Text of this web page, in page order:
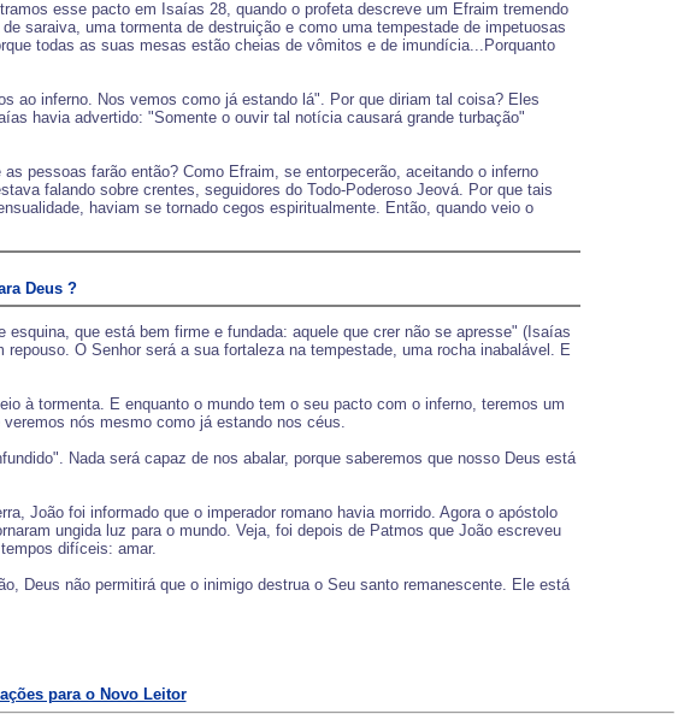
esse pacto em Isaías 28, quando o profeta descreve um Efraim tremendo
saraiva, uma tormenta de destruição e como uma tempestade de impetuosas
todas as suas mesas estão cheias de vômitos e de imundícia...Porquanto
ao inferno. Nos vemos como já estando lá". Por que diriam tal coisa? Eles
havia advertido: "Somente o ouvir tal notícia causará grande turbação"
pessoas farão então? Como Efraim, se entorpecerão, aceitando o inferno
falando sobre crentes, seguidores do Todo-Poderoso Jeová. Por que tais
haviam se tornado cegos espiritualmente. Então, quando veio o
Deus ?
que está bem firme e fundada: aquele que crer não se apresse" (Isaías
O Senhor será a sua fortaleza na tempestade, uma rocha inabalável. E
à tormenta. E enquanto o mundo tem o seu pacto com o inferno, teremos um
nós mesmo como já estando nos céus.
Nada será capaz de nos abalar, porque saberemos que nosso Deus está
João foi informado que o imperador romano havia morrido. Agora o apóstolo
ungida luz para o mundo. Veja, foi depois de Patmos que João escreveu
difíceis: amar.
Deus não permitirá que o inimigo destrua o Seu santo remanescente. Ele está
para o Novo Leitor